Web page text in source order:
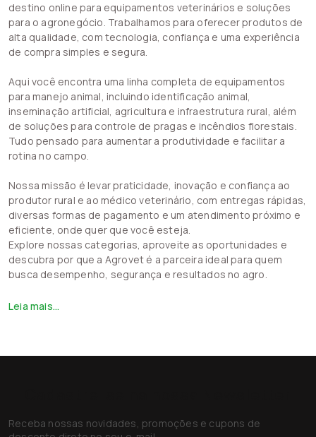
destino online para equipamentos veterinários e soluções
para o agronegócio. Trabalhamos para oferecer produtos de
alta qualidade, com tecnologia, confiança e uma experiência
de compra simples e segura.
Aqui você encontra uma linha completa de equipamentos
para manejo animal, incluindo identificação animal,
inseminação artificial, agricultura e infraestrutura rural, além
de soluções para controle de pragas e incêndios florestais.
Tudo pensado para aumentar a produtividade e facilitar a
rotina no campo.
Nossa missão é levar praticidade, inovação e confiança ao
produtor rural e ao médico veterinário, com entregas rápidas,
diversas formas de pagamento e um atendimento próximo e
eficiente, onde quer que você esteja.
Explore nossas categorias, aproveite as oportunidades e
descubra por que a Agrovet é a parceira ideal para quem
busca desempenho, segurança e resultados no agro.
Leia mais...
Receba nossas novidades, promoções e cupons de